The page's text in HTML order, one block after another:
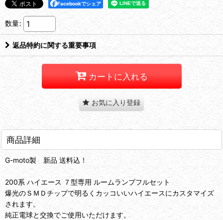
Facebookでシェア
数量:
返品特約に関する重要事項
カートに入れる
お気に入り登録
商品詳細
G-moto製 新品 送料込！
200系 ハイエース ７型専用 ルームランプフルセット
爆光のＳＭＤチップで明るくカッコいいハイエースにカスタマイズ
されます。
純正電球と交換でご使用いただけます。